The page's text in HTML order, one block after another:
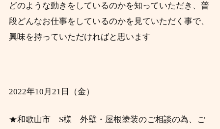
どのような動きをしているのかを知っていただき、 普
段どんなお仕事をしているのかを見ていただく事で、
興味を持っていただければと思います
2022年10月21 日（金）
★和歌山市 S様 外壁・屋根塗装のご相談の為、ご